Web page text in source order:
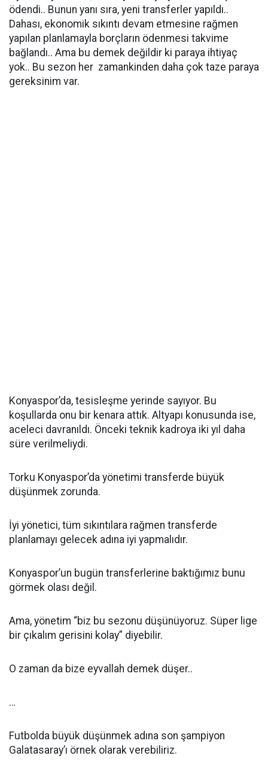
ödendi.. Bunun yanı sıra, yeni transferler yapıldı..
Dahası, ekonomik sıkıntı devam etmesine rağmen
yapılan planlamayla borçların ödenmesi takvime
bağlandı.. Ama bu demek değildir ki paraya ihtiyaç
yok.. Bu sezon her zamankinden daha çok taze paraya
gereksinim var.
Konyaspor’da, tesisleşme yerinde sayıyor. Bu
koşullarda onu bir kenara attık. Altyapı konusunda ise,
aceleci davranıldı. Önceki teknik kadroya iki yıl daha
süre verilmeliydi.
Torku Konyaspor’da yönetimi transferde büyük
düşünmek zorunda.
İyi yönetici, tüm sıkıntılara rağmen transferde
planlamayı gelecek adına iyi yapmalıdır.
Konyaspor’un bugün transferlerine baktığımız bunu
görmek olası değil.
Ama, yönetim “biz bu sezonu düşünüyoruz. Süper lige
bir çıkalım gerisini kolay” diyebilir.
O zaman da bize eyvallah demek düşer..
…
Futbolda büyük düşünmek adına son şampiyon
Galatasaray’ı örnek olarak verebiliriz.